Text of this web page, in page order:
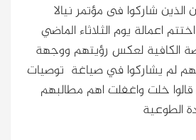
الذين شاركوا فى مؤتمر نيالا
اعمالة يوم الثلاثاء الماضي
الكافية لعكس رؤيتهم ووجهة
لم يشاركوا في صياغة توصيات
قالوا خلت واغفلت اهم مطالبهم
الطوعية